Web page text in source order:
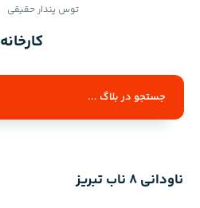
توس پندار حقیقی
کارخانه
ناودانی 8 ناب تبریز